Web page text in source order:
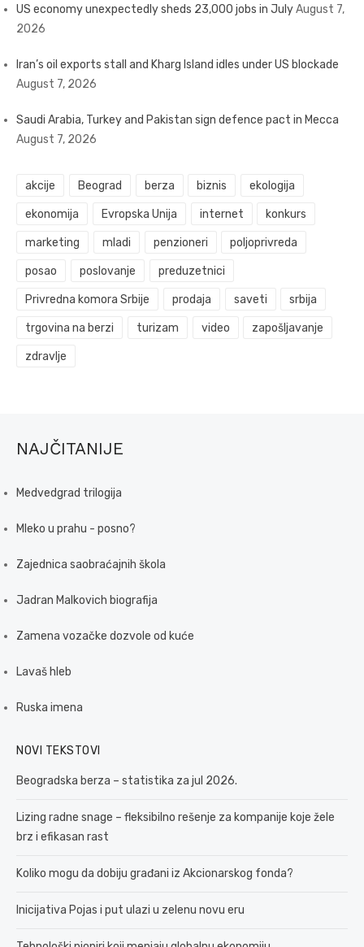
US economy unexpectedly sheds 23,000 jobs in JulyAugust 7,
2026
Iran’s oil exports stall and Kharg Island idles under US blockade
August 7, 2026
Saudi Arabia, Turkey and Pakistan sign defence pact in Mecca
August 7, 2026
akcije Beograd berza biznis ekologija
ekonomija Evropska Unija internet konkurs
marketing mladi penzioneri poljoprivreda
posao poslovanje preduzetnici
Privredna komora Srbije prodaja saveti srbija
trgovina na berzi turizam video zapošljavanje
zdravlje
NAJČITANIJE
Medvedgrad trilogija
Mleko u prahu - posno?
Zajednica saobraćajnih škola
Jadran Malkovich biografija
Zamena vozačke dozvole od kuće
Lavaš hleb
Ruska imena
NOVI TEKSTOVI
Beogradska berza – statistika za jul 2026.
Lizing radne snage – fleksibilno rešenje za kompanije koje žele
brz i efikasan rast
Koliko mogu da dobiju građani iz Akcionarskog fonda?
Inicijativa Pojas i put ulazi u zelenu novu eru